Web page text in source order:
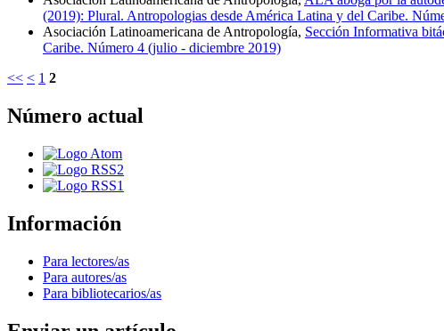
(2019): Plural. Antropologias desde América Latina y del Caribe.
Asociación Latinoamericana de Antropología, Sección Informativa
Caribe. Número 4 (julio - diciembre 2019)
<< < 1 2
Número actual
Información
Para lectores/as
Para autores/as
Para bibliotecarios/as